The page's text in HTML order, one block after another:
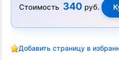
Стоимость 340 руб.
Добавить страницу в